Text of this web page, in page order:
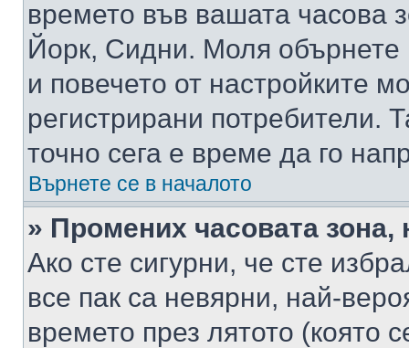
времето във вашата
Йорк, Сидни. Моля обърнете
и повечето от настройките
регистрирани потребители.
точно сега е време да го
Върнете се в началото
» Промених часовата
Ако сте сигурни, че сте
все пак са невярни, най-
времето през лятото (която